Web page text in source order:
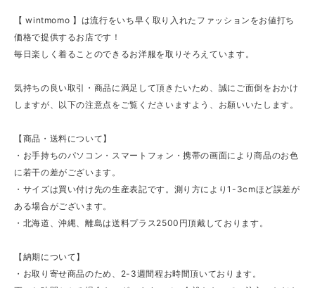
【 wintmomo 】は流行をいち早く取り入れたファッションをお値打ち
価格で提供するお店です！
毎日楽しく着ることのできるお洋服を取りそろえています。
気持ちの良い取引・商品に満足して頂きたいため、誠にご面倒をおかけ
しますが、以下の注意点をご覧くださいますよう、お願いいたします。
【商品・送料について】
・お手持ちのパソコン・スマートフォン・携帯の画面により商品のお色
に若干の差がございます。
・サイズは買い付け先の生産表記です。測り方により1-3cmほど誤差が
ある場合がございます。
・北海道、沖縄、離島は送料プラス2500円頂戴しております。
【納期について】
・お取り寄せ商品のため、2-3週間程お時間頂いております。